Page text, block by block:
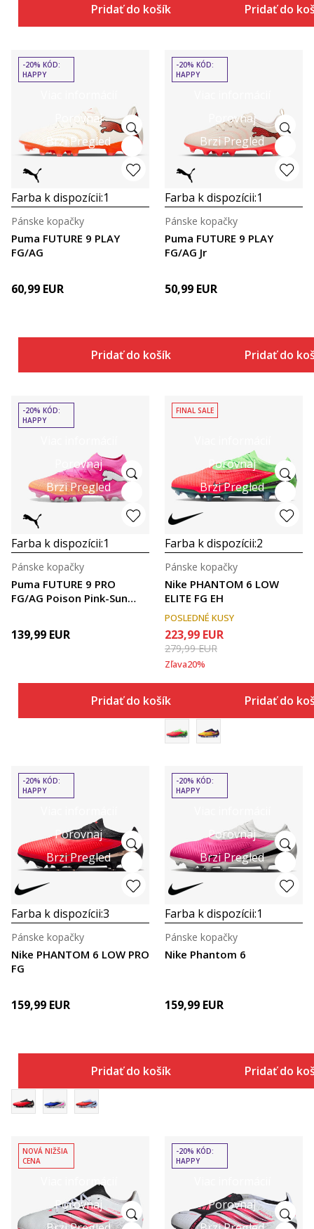
Pridať do košíka Pridať do
Porovnaj
Brzi Pregled
-20% KÓD:
HAPPY
Farba k dispozícii:1
Puma FUTURE 9 PLAY
FG/AG
Pánske kopačky
60,99 EUR
Pridať do košíka
Porovnaj
Brzi Pregled
-20% KÓD:
HAPPY
Farba k dispozícii:1
Puma FUTURE 9 PLAY
FG/AG Jr
Pánske kopačky
50,99 EUR
Pridať do
Porovnaj
Brzi Pregled
-20% KÓD:
HAPPY
Farba k dispozícii:1
Puma FUTURE 9 PRO
FG/AG Poison Pink-Sun
Pánske kopačky
139,99 EUR
Pridať do košíka
Porovnaj
Brzi Pregled
FINAL SALE
Farba k dispozícii:2
Nike PHANTOM 6 LOW
ELITE FG EH
Pánske kopačky
POSLEDNÉ KUSY
223,99 EUR
279,99EUR
Zľava20%
Pridať do
Porovnaj
Brzi Pregled
-20% KÓD:
HAPPY
Farba k dispozícii:3
Nike PHANTOM 6 LOW PRO
FG
Pánske kopačky
159,99 EUR
Pridať do košíka
Porovnaj
Brzi Pregled
-20% KÓD:
HAPPY
Farba k dispozícii:1
Nike Phantom 6
Pánske kopačky
159,99 EUR
Pridať do
Viac informácií
Porovnaj
NOVÁ NIŽŠIA
CENA
Porovnaj
-20% KÓD:
HAPPY